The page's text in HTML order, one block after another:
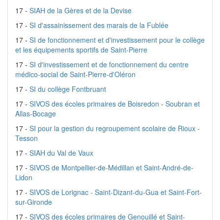
17 - SIAH de la Gères et de la Devise
17 - SI d'assainissement des marais de la Fublée
17 - SI de fonctionnement et d'investissement pour le collège
et les équipements sportifs de Saint-Pierre
17 - SI d'investissement et de fonctionnement du centre
médico-social de Saint-Pierre-d'Oléron
17 - SI du collège Fontbruant
17 - SIVOS des écoles primaires de Boisredon - Soubran et
Allas-Bocage
17 - SI pour la gestion du regroupement scolaire de Rioux -
Tesson
17 - SIAH du Val de Vaux
17 - SIVOS de Montpellier-de-Médillan et Saint-André-de-
Lidon
17 - SIVOS de Lorignac - Saint-Dizant-du-Gua et Saint-Fort-
sur-Gironde
17 - SIVOS des écoles primaires de Genouillé et Saint-